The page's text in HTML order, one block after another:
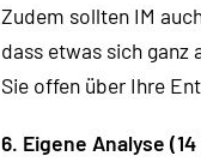
Zudem sollten IM
dass etwas sich ganz
Sie offen über Ihre
6. Eigene Analyse